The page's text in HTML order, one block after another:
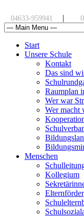
04633-959941 |
Start
Unsere Schule
Kontakt
Das sind
Raumplan
Wer war
Wer macht
Menschen
Kollegium